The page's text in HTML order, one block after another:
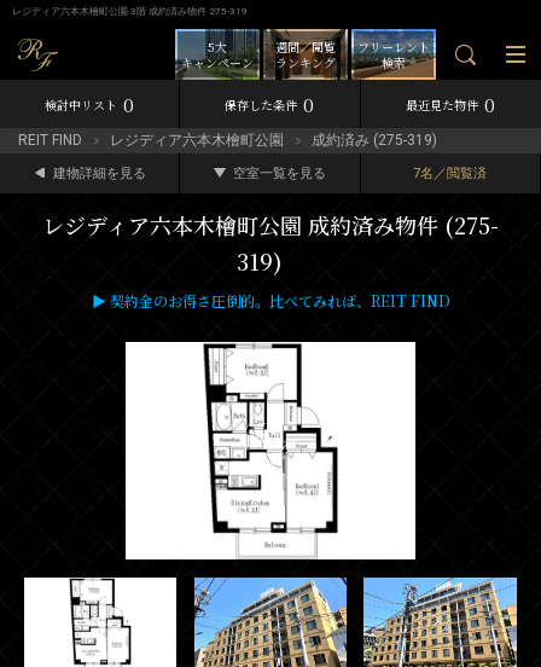
レジディア六本木檜町公園 3階 成約済み物件 275-319
フリーレント
検索
週間／閲覧
ランキング
5大
キャンペーン
検討中リスト 0 保存した条件 0 最近見た物件 0
REIT FIND レジディア六本木檜町公園 成約済み (275-319)
建物詳細を見る 空室一覧を見る 7名／閲覧済
レジディア六本木檜町公園 成約済み物件 (275-
319)
▶ 契約金のお得さ圧倒的。比べてみれば、REIT FIND